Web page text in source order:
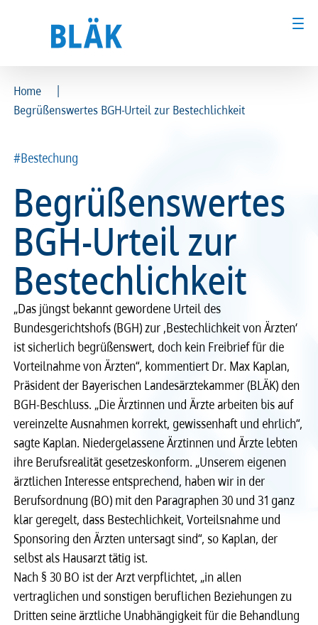
Ärztinnen und Ärzte
MFA & Fachpersonal
Patientinnen und Patienten
Kammer & Politik
Presse
Karriere
Recht
Service & Kontakt
meineBLÄK
Ärztinnen und Ärzte
MFA & Fachpersonal
Patientinnen und Patienten
Kammer & Politik
Presse
Karriere
Recht
Service & Kontakt
meineBLÄK
Home
|
Begrüßenswertes BGH-Urteil zur Bestechlichkeit
#Bestechung
Begrüßenswertes
BGH-Urteil zur
Bestechlichkeit
„Das jüngst bekannt gewordene Urteil des
Bundesgerichtshofs (BGH) zur ‚Bestechlichkeit von Ärzten‘
ist sicherlich begrüßenswert, doch kein Freibrief für die
Vorteilnahme von Ärzten“, kommentiert Dr. Max Kaplan,
Präsident der Bayerischen Landesärztekammer (BLÄK) den
BGH-Beschluss. „Die Ärztinnen und Ärzte arbeiten bis auf
vereinzelte Ausnahmen korrekt, gewissenhaft und ehrlich“,
sagte Kaplan. Niedergelassene Ärztinnen und Ärzte lebten
ihre Berufsrealität gesetzeskonform. „Unserem eigenen
ärztlichen Interesse entsprechend, haben wir in der
Berufsordnung (BO) mit den Paragraphen 30 und 31 ganz
klar geregelt, dass Bestechlichkeit, Vorteilsnahme und
Sponsoring den Ärzten untersagt sind“, so Kaplan, der
selbst als Hausarzt tätig ist.
Nach § 30 BO ist der Arzt verpflichtet, „in allen
vertraglichen und sonstigen beruflichen Beziehungen zu
Dritten seine ärztliche Unabhängigkeit für die Behandlung